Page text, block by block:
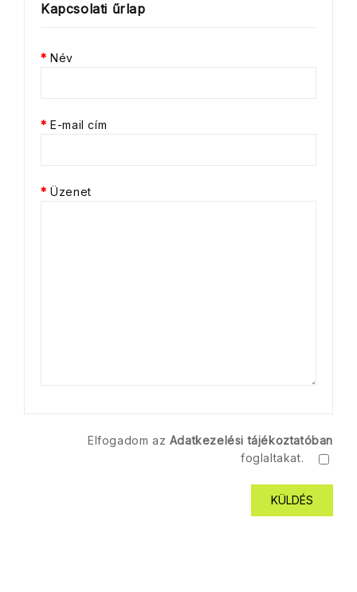
Kapcsolati űrlap
Név
E-mail cím
Üzenet
Elfogadom az Adatkezelési tájékoztatóban
foglaltakat.